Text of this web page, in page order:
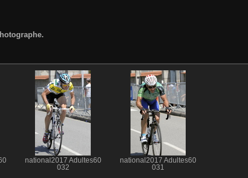
national2017 Adultes60
032
national2017 Adultes60
031